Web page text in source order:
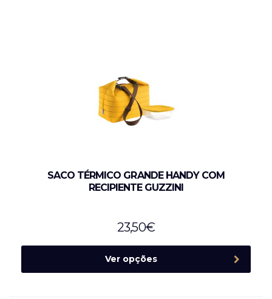
SACO TÉRMICO GRANDE HANDY COM
RECIPIENTE GUZZINI
23,50€
Ver opções